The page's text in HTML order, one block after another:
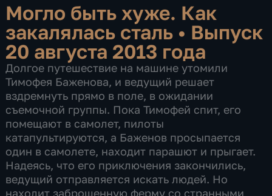
Могло быть хуже. Как
закалялась сталь • Выпуск
20 августа 2013 года
Долгое путешествие на машине утомили
Тимофея Баженова, и ведущий решает
вздремнуть прямо в поле, в ожидании
съемочной группы. Пока Тимофей спит, его
помещают в самолет, пилоты
катапультируются, а Баженов просыпается
один в самолете, находит парашют и прыгает.
Надеясь, что его приключения закончились,
ведущий отправляется искать людей. Но
находит заброшенную ферму со странными